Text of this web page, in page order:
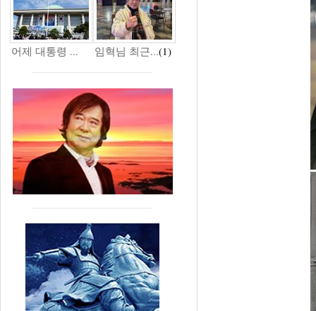
어제 대통령 ... 임혁님 최근...(1)